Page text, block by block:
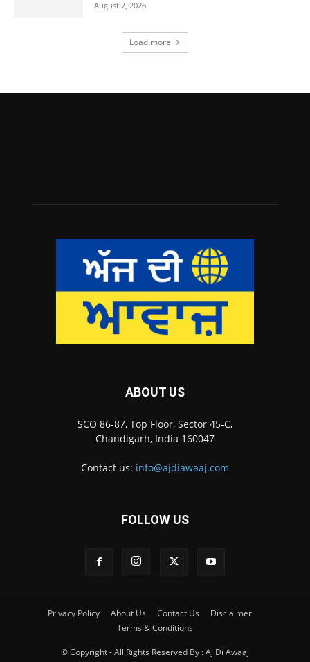
August 7, 2026
Load more
ABOUT US
SCO 86-87, Top Floor, Sector 45-C,
Chandigarh, India 160047
Contact us: info@ajdiawaaj.com
FOLLOW US
Privacy Policy About Us Contact Us
Disclaimer
Terms & Conditions
© Copyright - All Rights Reserved By : Aj Di Awaaj